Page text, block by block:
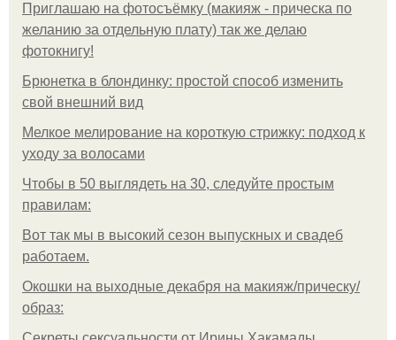
Приглашаю на фотосъёмку (макияж - прическа по
желанию за отдельную плату) так же делаю
фотокнигу!
Брюнетка в блондинку: простой способ изменить
свой внешний вид
Мелкое мелирование на короткую стрижку: подход к
уходу за волосами
Чтобы в 50 выглядеть на 30, следуйте простым
правилам:
Вот так мы в высокий сезон выпускных и свадеб
работаем.
Окошки на выходные декабря на макияж/прическу/
образ: